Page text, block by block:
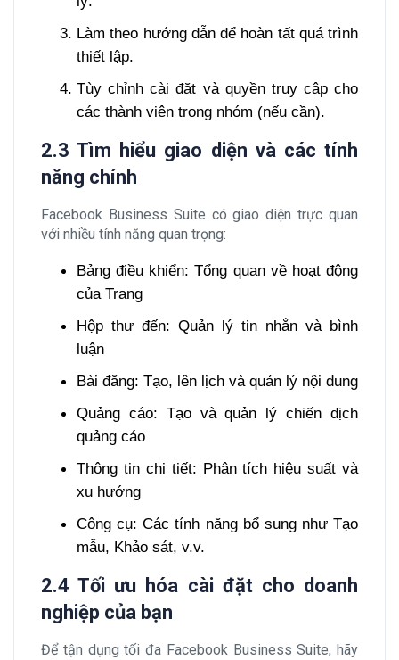
Làm theo hướng dẫn để hoàn tất quá trình
thiết lập.
Tùy chỉnh cài đặt và quyền truy cập cho
các thành viên trong nhóm (nếu cần).
2.3 Tìm hiểu giao diện và các tính
năng chính
Facebook Business Suite có giao diện trực quan
với nhiều tính năng quan trọng:
Bảng điều khiển: Tổng quan về hoạt động
của Trang
Hộp thư đến: Quản lý tin nhắn và bình
luận
Bài đăng: Tạo, lên lịch và quản lý nội dung
Quảng cáo: Tạo và quản lý chiến dịch
quảng cáo
Thông tin chi tiết: Phân tích hiệu suất và
xu hướng
Công cụ: Các tính năng bổ sung như Tạo
mẫu, Khảo sát, v.v.
2.4 Tối ưu hóa cài đặt cho doanh
nghiệp của bạn
Để tận dụng tối đa Facebook Business Suite, hãy